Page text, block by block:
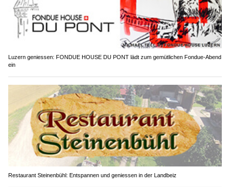
Luzern geniessen: FONDUE HOUSE DU PONT lädt zum gemütlichen Fondue-Abend
ein
Restaurant Steinenbühl: Entspannen und geniessen in der Landbeiz